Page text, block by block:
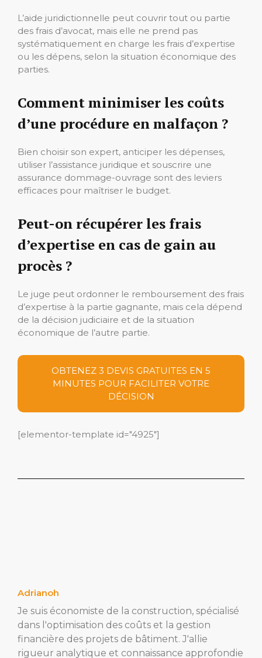
L’aide juridictionnelle peut couvrir tout ou partie
des frais d’avocat, mais elle ne prend pas
systématiquement en charge les frais d’expertise
ou les dépens, selon la situation économique des
parties.
Comment minimiser les coûts
d’une procédure en malfaçon ?
Bien choisir son expert, anticiper les dépenses,
utiliser l’assistance juridique et souscrire une
assurance dommage-ouvrage sont des leviers
efficaces pour maîtriser le budget.
Peut-on récupérer les frais
d’expertise en cas de gain au
procès ?
Le juge peut ordonner le remboursement des frais
d’expertise à la partie gagnante, mais cela dépend
de la décision judiciaire et de la situation
économique de l’autre partie.
OBTENEZ 3 DEVIS GRATUITES EN 5
MINUTES POUR FACILITER VOTRE
DÉCISION
[elementor-template id="4925"]
Adrianoh
Je suis économiste de la construction, spécialisé
dans l'optimisation des coûts et la gestion
financière des projets de bâtiment. J'allie
rigueur analytique et connaissance approfondie